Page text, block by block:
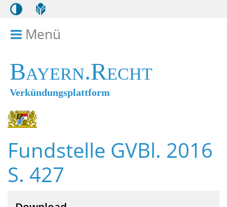
Menü
Bayern.Recht
Verkündungsplattform
Fundstelle GVBl. 2016
S. 427